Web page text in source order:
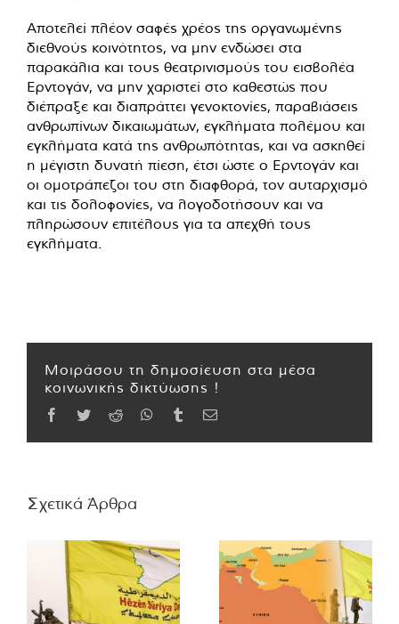
Αποτελεί πλέον σαφές χρέος της οργανωμένης
διεθνούς κοινότητος, να μην ενδώσει στα
παρακάλια και τους θεατρινισμούς του εισβολέα
Ερντογάν, να μην χαριστεί στο καθεστώς που
διέπραξε και διαπράττει γενοκτονίες, παραβιάσεις
ανθρωπίνων δικαιωμάτων, εγκλήματα πολέμου και
εγκλήματα κατά της ανθρωπότητας, και να ασκηθεί
η μέγιστη δυνατή πίεση, έτσι ώστε ο Ερντογάν και
οι ομοτράπεζοι του στη διαφθορά, τον αυταρχισμό
και τις δολοφονίες, να λογοδοτήσουν και να
πληρώσουν επιτέλους για τα απεχθή τους
εγκλήματα.
Μοιράσου τη δημοσίευση στα μέσα
κοινωνικής δικτύωσης !
Facebook
TwitterReddit WhatsApp
TumblrEmail
Σχετικά Άρθρα